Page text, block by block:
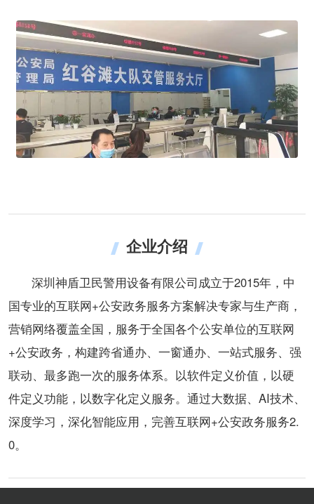
企业介绍
深圳神盾卫民警用设备有限公司成立于2015年，中
国专业的互联网+公安政务服务方案解决专家与生产商，
营销网络覆盖全国，服务于全国各个公安单位的互联网
+公安政务，构建跨省通办、一窗通办、一站式服务、强
联动、最多跑一次的服务体系。以软件定义价值，以硬
件定义功能，以数字化定义服务。通过大数据、AI技术、
深度学习，深化智能应用，完善互联网+公安政务服务2.
0。